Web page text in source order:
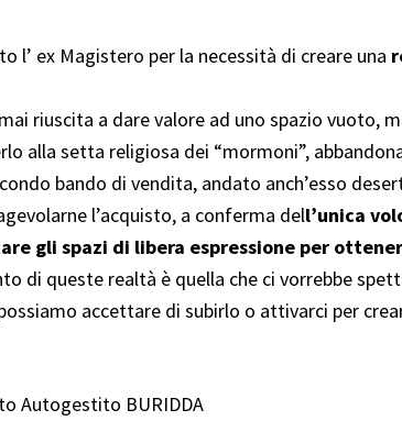
l’ ex Magistero per la necessità di creare una
riuscita a dare valore ad uno spazio vuoto,
alla setta religiosa dei “mormoni”,
bando di vendita, andato anch’esso
l’acquisto, a conferma dell’unica
gli spazi di libera espressione per
di queste realtà è quella che ci vorrebbe
accettare di subirlo o attivarci per
Autogestito BURIDDA